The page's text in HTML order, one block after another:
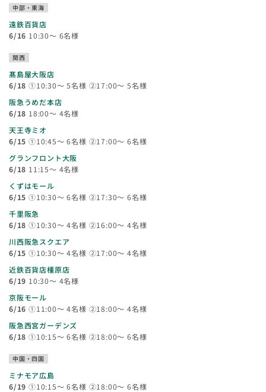
中部・東海
遠鉄百貨店
6/16 10:30～ 6名様
関西
髙島屋大阪店
6/18 ①10:30～ 5名様 ②17:00～ 5名様
阪急うめだ本店
6/18 18:00～ 4名様
天王寺ミオ
6/15 ①10:45～ 6名様 ②17:00～ 6名様
グランフロント大阪
6/18 11:15～ 4名様
くずはモール
6/15 ①10:30～ 6名様 ②17:30～ 6名様
千里阪急
6/18 ①10:30～ 4名様 ②16:00～ 4名様
川西阪急スクエア
6/15 ①10:30～ 4名様 ②17:00～ 4名様
近鉄百貨店橿原店
6/19 10:30～ 4名様
京阪モール
6/16 ①11:00～ 4名様 ②18:00～ 4名様
阪急西宮ガーデンズ
6/18 ①10:15～ 6名様 ②18:00～ 6名様
中国・四国
ミナモア広島
6/19 ①10:15～ 6名様 ②18:00～ 6名様